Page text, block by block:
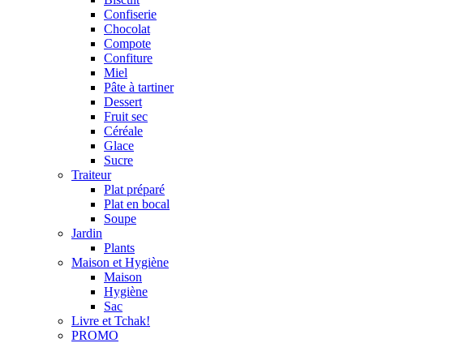
Confiserie
Chocolat
Compote
Confiture
Miel
Pâte à tartiner
Dessert
Fruit sec
Céréale
Glace
Sucre
Traiteur
Plat préparé
Plat en bocal
Soupe
Jardin
Plants
Maison et Hygiène
Maison
Hygiène
Sac
Livre et Tchak!
PROMO